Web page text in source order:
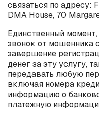
связаться по адресу:
DMA House, 70
Единственный момент,
звонок от мошенника
завершение
денег за эту услугу,
передавать любую
включая номера
информацию о
платежную